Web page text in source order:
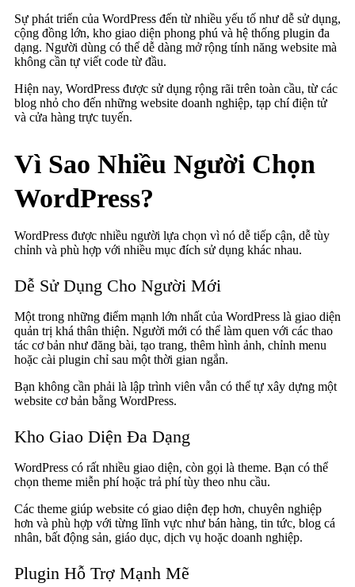
Sự phát triển của WordPress đến từ nhiều yếu tố như dễ sử dụng,
cộng đồng lớn, kho giao diện phong phú và hệ thống plugin đa
dạng. Người dùng có thể dễ dàng mở rộng tính năng website mà
không cần tự viết code từ đầu.
Hiện nay, WordPress được sử dụng rộng rãi trên toàn cầu, từ các
blog nhỏ cho đến những website doanh nghiệp, tạp chí điện tử
và cửa hàng trực tuyến.
Vì Sao Nhiều Người Chọn
WordPress?
WordPress được nhiều người lựa chọn vì nó dễ tiếp cận, dễ tùy
chỉnh và phù hợp với nhiều mục đích sử dụng khác nhau.
Dễ Sử Dụng Cho Người Mới
Một trong những điểm mạnh lớn nhất của WordPress là giao diện
quản trị khá thân thiện. Người mới có thể làm quen với các thao
tác cơ bản như đăng bài, tạo trang, thêm hình ảnh, chỉnh menu
hoặc cài plugin chỉ sau một thời gian ngắn.
Bạn không cần phải là lập trình viên vẫn có thể tự xây dựng một
website cơ bản bằng WordPress.
Kho Giao Diện Đa Dạng
WordPress có rất nhiều giao diện, còn gọi là theme. Bạn có thể
chọn theme miễn phí hoặc trả phí tùy theo nhu cầu.
Các theme giúp website có giao diện đẹp hơn, chuyên nghiệp
hơn và phù hợp với từng lĩnh vực như bán hàng, tin tức, blog cá
nhân, bất động sản, giáo dục, dịch vụ hoặc doanh nghiệp.
Plugin Hỗ Trợ Mạnh Mẽ